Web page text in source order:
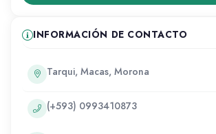
INFORMACIÓN DE CONTACTO
Tarqui, Macas, Morona
(+593) 0993410873